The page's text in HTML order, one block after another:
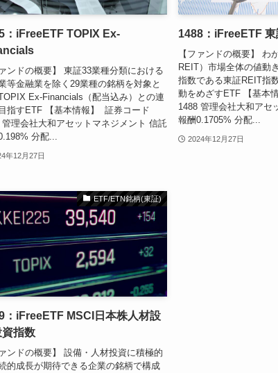
：iFreeETF TOPIX Ex-
ァンドの概要】 東証33業種分類における
等金融業を除く29業種の銘柄を対象と
Ex-Financials（配当込み）との連
指すETF 【基本情報】 証券コード
管理会社大和アセットマネジメント 信託
分配...
年12月27日
1488：iFreeETF
【ファンドの概要】 わ
REIT）市場全体の値動
指数である東証REIT指
動をめざすETF 【基本
1488 管理会社大和アセ
報酬0.1705% 分配...
2024年12月27日
ETF/ETN銘柄(東証)
：iFreeETF MSCI日本株人材設
指数
ァンドの概要】 設備・人材投資に積極的
的成長が期待できる企業の銘柄で構成